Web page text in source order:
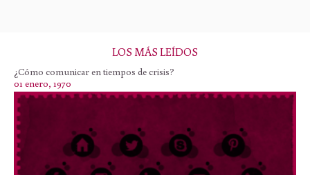
LOS MÁS LEÍDOS
¿Cómo comunicar en tiempos de crisis?
01 enero, 1970